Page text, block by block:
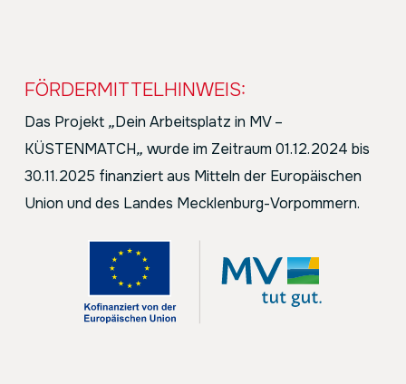
FÖRDERMITTELHINWEIS:
Das Projekt „Dein Arbeitsplatz in MV –
KÜSTENMATCH„ wurde im Zeitraum 01.12.2024 bis
30.11.2025 finanziert aus Mitteln der Europäischen
Union und des Landes Mecklenburg-Vorpommern.